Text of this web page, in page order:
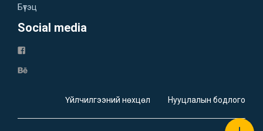
Бүтэц
Social media
Үйлчилгээний нөхцөл Нууцлалын бодлого